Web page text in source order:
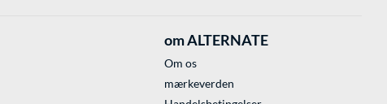
om ALTERNATE
Om os
mærkeverden